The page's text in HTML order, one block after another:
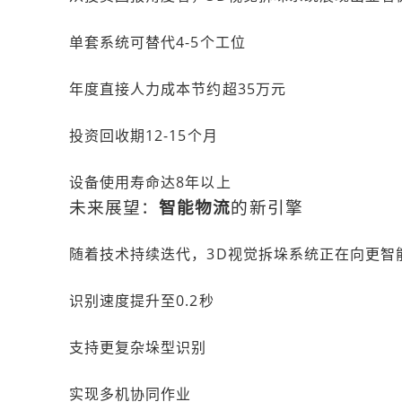
单套系统可替代4-5个工位
年度直接人力成本节约超35万元
投资回收期12-15个月
设备使用寿命达8年以上
未来展望：智能物流的新引擎
随着技术持续迭代，3D视觉拆垛系统正在向更智
识别速度提升至0.2秒
支持更复杂垛型识别
实现多机协同作业